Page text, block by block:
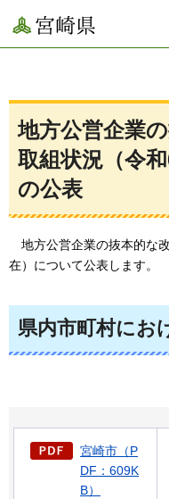
宮崎県
地方公営企業
取組状況（令和
の公表
地方公営企業の抜本的な
在）について公表します。
県内市町村にお
宮崎市（P
DF：609K
B）